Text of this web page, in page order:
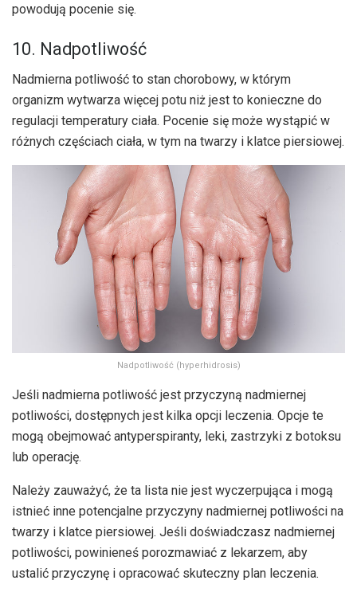
powodują pocenie się.
10. Nadpotliwość
Nadmierna potliwość to stan chorobowy, w którym
organizm wytwarza więcej potu niż jest to konieczne do
regulacji temperatury ciała. Pocenie się może wystąpić w
różnych częściach ciała, w tym na twarzy i klatce piersiowej.
Nadpotliwość (hyperhidrosis)
Jeśli nadmierna potliwość jest przyczyną nadmiernej
potliwości, dostępnych jest kilka opcji leczenia. Opcje te
mogą obejmować antyperspiranty, leki, zastrzyki z botoksu
lub operację.
Należy zauważyć, że ta lista nie jest wyczerpująca i mogą
istnieć inne potencjalne przyczyny nadmiernej potliwości na
twarzy i klatce piersiowej. Jeśli doświadczasz nadmiernej
potliwości, powinieneś porozmawiać z lekarzem, aby
ustalić przyczynę i opracować skuteczny plan leczenia.